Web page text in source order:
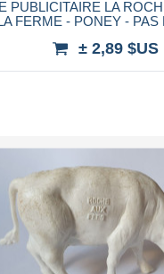
PUBLICITAIRE LA
FERME - PONEY - PAS
± 2,89 $US